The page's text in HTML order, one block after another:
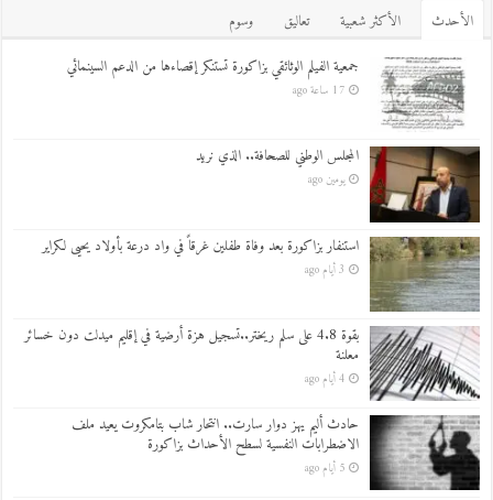
اﻷحدث اﻷكثر شعبية تعاليق
وسوم
جمعية الفيلم الوثائقي بزاكورة تستنكر إقصاءها من الدعم السينمائي
17 ساعة ago
المجلس الوطني للصحافة.. الذي نريد
يومين ago
استنفار بزاكورة بعد وفاة طفلين غرقاً في واد درعة بأولاد يحيى لكراير
3 أيام ago
بقوة 4.8 على سلم ريختر..تسجيل هزة أرضية في إقليم ميدلت دون خسائر
معلنة
4 أيام ago
حادث أليم يهز دوار سارت.. انتحار شاب بتامكروت يعيد ملف
الاضطرابات النفسية لسطح الأحداث بزاكورة
5 أيام ago